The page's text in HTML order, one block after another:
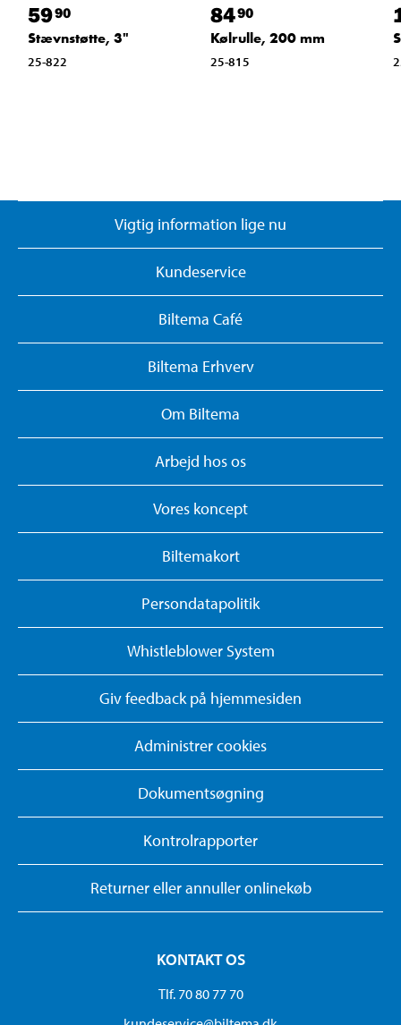
5990
Stævnstøtte, 3"
25-822
8490
Kølrulle, 200 mm
25-815
Vigtig information lige nu
Kundeservice
Biltema Café
Biltema Erhverv
Om Biltema
Arbejd hos os
Vores koncept
Biltemakort
Persondatapolitik
Whistleblower System
Giv feedback på hjemmesiden
Administrer cookies
Dokumentsøgning
Kontrolrapporter
Returner eller annuller onlinekøb
KONTAKT OS
Tlf. 70 80 77 70